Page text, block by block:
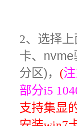
2、 选择
卡、
分区)， (
部分i5
支持集显